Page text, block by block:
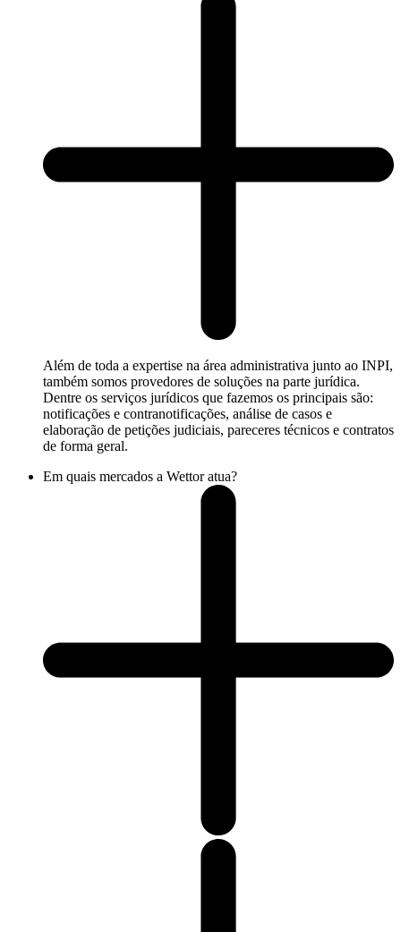
Além de toda a expertise na área administrativa junto ao INPI,
também somos provedores de soluções na parte jurídica.
Dentre os serviços jurídicos que fazemos os principais são:
notificações e contranotificações, análise de casos e
elaboração de petições judiciais, pareceres técnicos e contratos
de forma geral.
Em quais mercados a Wettor atua?